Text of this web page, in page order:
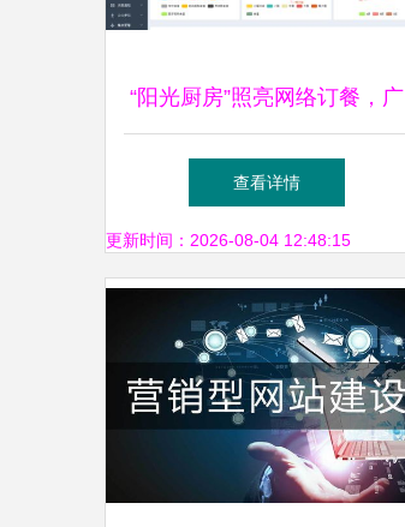
“阳光厨房”照亮网络订餐，广
州技术服务守护舌尖安全
查看详情
更新时间：2026-08-04 12:48:15